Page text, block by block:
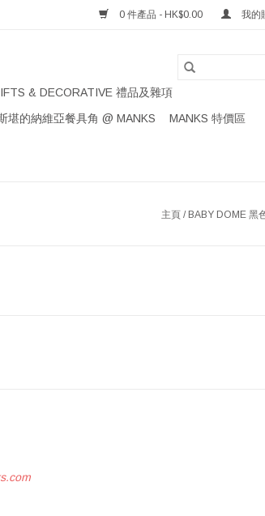
0 件產品 - HK$0.00 我的
& DECORATIVE 禮品及雜項
堪的納維亞餐具角 @ MANKS
MANKS 特價區
主頁 / BABY DOME 黑